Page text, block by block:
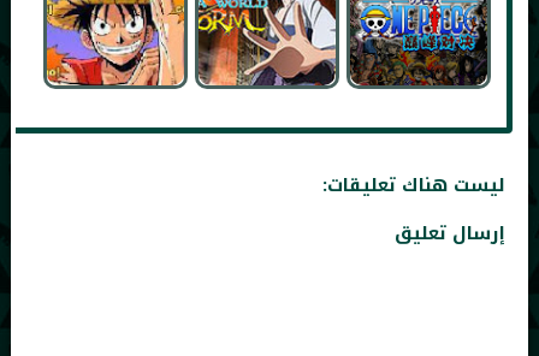
ليست هناك تعليقات:
إرسال تعليق